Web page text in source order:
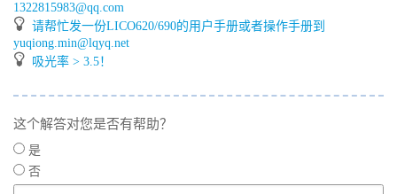
1322815983@qq.com
请帮忙发一份LICO620/690的用户手册或者操作手册到
yuqiong.min@lqyq.net
吸光率 > 3.5！
这个解答对您是否有帮助？
是
否